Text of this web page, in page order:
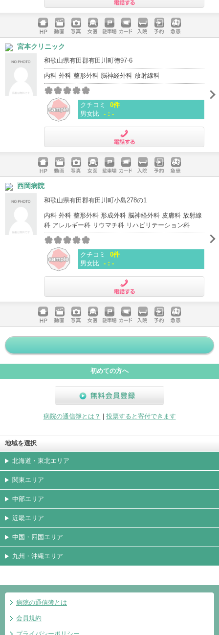
ホームペ
ージ
動画 写真 女医 駐車場
クレジッ
入院 予約 急患
宮本クリニック
和歌山県有田郡有田川町徳97-6
内科 外科 整形外科 脳神経外科 放射線科
クチコミ
0件
男女比 -：-
ホームペ
ージ
動画 写真 女医 駐車場
クレジッ
入院 予約 急患
西岡病院
和歌山県有田郡有田川町小島278の1
内科 外科 整形外科 形成外科 脳神経外科 皮膚科 放射線
科 アレルギー科 リウマチ科 リハビリテーション科
クチコミ
0件
男女比 -：-
ホームペ
ージ
動画 写真 女医 駐車場
クレジッ
トカード
入院 予約 急患
初めての方へ
病院の通信簿とは？ | 投票すると寄付できます
地域を選択
北海道・東北エリア
関東エリア
中部エリア
近畿エリア
中国・四国エリア
九州・沖縄エリア
病院の通信簿とは
会員規約